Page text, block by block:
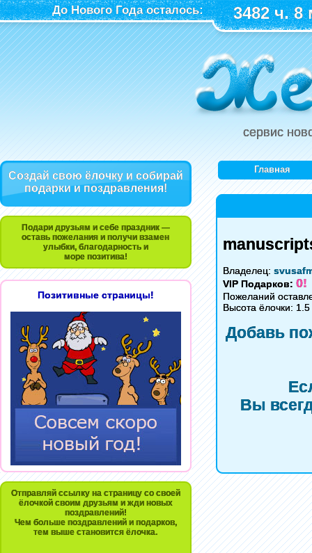
До Нового Года осталось: 3482 ч. 8
сервис
Создай свою ёлочку и собирай
подарки и поздравления!
Подари друзьям и себе праздник —
оставь пожелания и получи взамен
улыбки, благодарность и
море позитива!
Позитивные страницы!
Отправляй ссылку на страницу со своей
ёлочкой своим друзьям и жди новых
поздравлений!
Чем больше поздравлений и подарков,
тем выше становится ёлочка.
Главная
Владелец:
VIP Подарков: 0!
Пожеланий
Высота ёлочки:
Добавь
Вы